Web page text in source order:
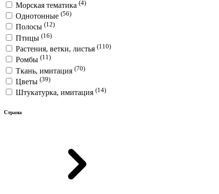
Морская тематика (4)
Однотонные (56)
Полосы (12)
Птицы (16)
Растения, ветки, листья (110)
Ромбы (11)
Ткань, имитация (70)
Цветы (39)
Штукатурка, имитация (14)
Страна